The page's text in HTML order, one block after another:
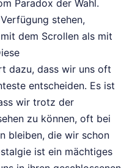
Paradox der Wahl.
stehen,
dem Scrollen als mit
dazu, dass wir uns oft
entscheiden. Es ist
wir trotz der
zu können, oft bei
bleiben, die wir schon
ist ein mächtiges